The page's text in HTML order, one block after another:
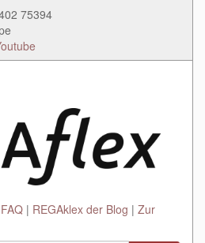
75394
FAQ REGAklex der Blog
Zur